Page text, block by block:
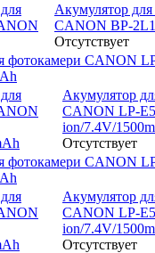
Акумулятор
CANON BP-
Отсутствует
фотокамери CANON
Акумулятор
CANON LP-
ion/7.4V/
Отсутствует
фотокамери CANON
Акумулятор
CANON LP-
ion/7.4V/
Отсутствует